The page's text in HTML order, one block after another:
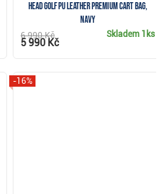
Head Golf PU Leather Premium cart bag,
navy
Skladem 1ks
6 990 Kč
5 990 Kč
-16%